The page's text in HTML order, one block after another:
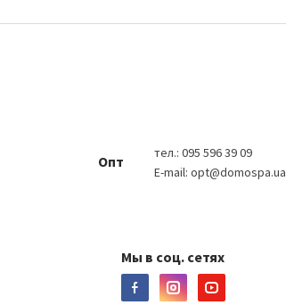
Опт
тел.: 095 596 39 09
E-mail: opt@domospa.ua
Мы в соц. сетях